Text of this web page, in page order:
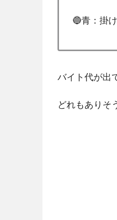
🔵青：掛
バイト代が出
どれもありそ